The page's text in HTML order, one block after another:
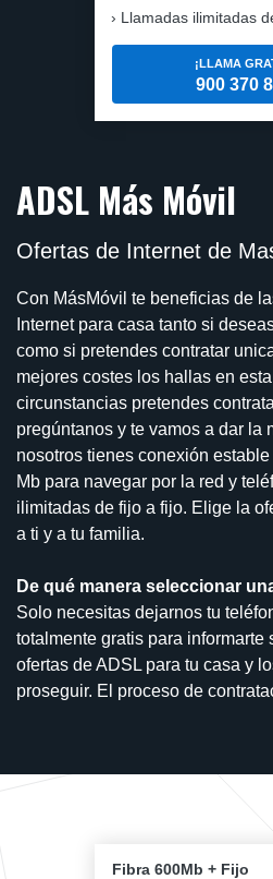
Llamadas ilimitadas
¡LLAMA
900 370
ADSL Más Móvil
Ofertas de Internet de
Con MásMóvil te beneficias de
Internet para casa tanto si
como si pretendes contratar
mejores costes los hallas en
circunstancias pretendes
pregúntanos y te vamos a dar la
nosotros tienes conexión
Mb para navegar por la red y
ilimitadas de fijo a fijo. Elige la
a ti y a tu familia.
De qué manera seleccionar
Solo necesitas dejarnos tu
totalmente gratis para informarte
ofertas de ADSL para tu casa y
proseguir. El proceso de
Fibra 600Mb + Fijo